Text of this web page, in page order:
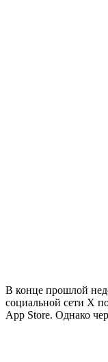
В конце прошлой
социальной сети X
App Store. Однако